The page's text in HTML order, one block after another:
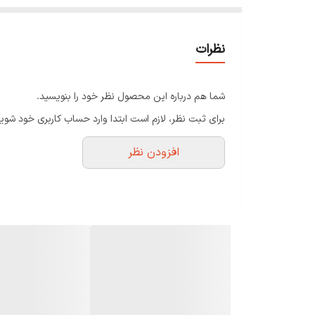
نظرات
شما هم درباره این محصول نظر خود را بنویسید.
برای ثبت نظر، لازم است ابتدا وارد حساب کاربری خود
افزودن نظر